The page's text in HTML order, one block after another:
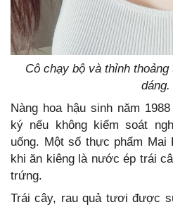
Cô chạy bộ và thỉnh
dáng.
Nàng hoa hậu sinh năm
ký nếu không kiểm soát
uống. Một số thực phẩm Mai
khi ăn kiêng là nước ép trái
trứng.
Trái cây, rau quả tươi được